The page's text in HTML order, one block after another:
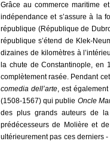
Grâce au commerce maritime
indépendance et s’assure à la
république (République de
république s’étend de Klek-
dizaines de kilomètres à
la chute de Constantinople, en
complètement rasée. Pendant
comedia dell’arte, est
(1508-1567) qui publie Oncle
des plus grands auteurs de la
prédécesseurs de Molière et
ultérieurement pas ces derniers -